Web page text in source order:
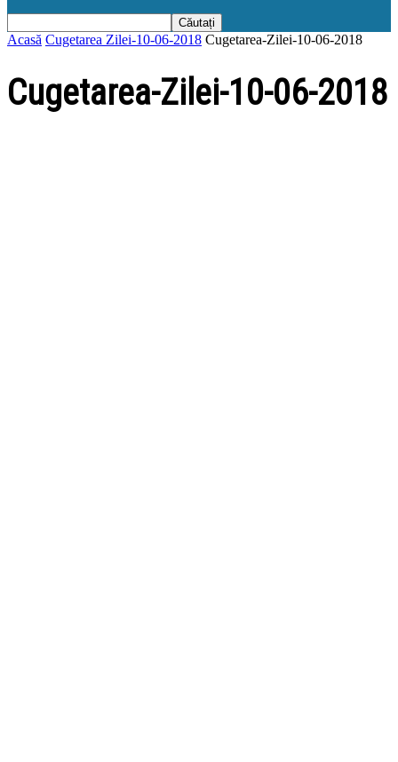
Acasă Cugetarea Zilei-10-06-2018 Cugetarea-Zilei-10-06-2018
Cugetarea-Zilei-10-06-2018